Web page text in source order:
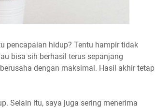
pencapaian hidup? Tentu hampir tidak
bisa sih berhasil terus sepanjang
dengan maksimal. Hasil akhir tetap
Selain itu, saya juga sering menerima